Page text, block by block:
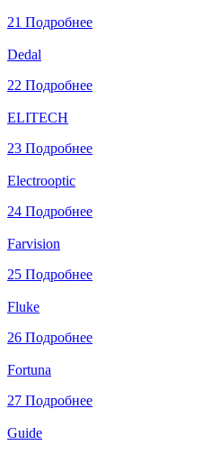
21 Подробнее
Dedal
22 Подробнее
ELITECH
23 Подробнее
Electrooptic
24 Подробнее
Farvision
25 Подробнее
Fluke
26 Подробнее
Fortuna
27 Подробнее
Guide